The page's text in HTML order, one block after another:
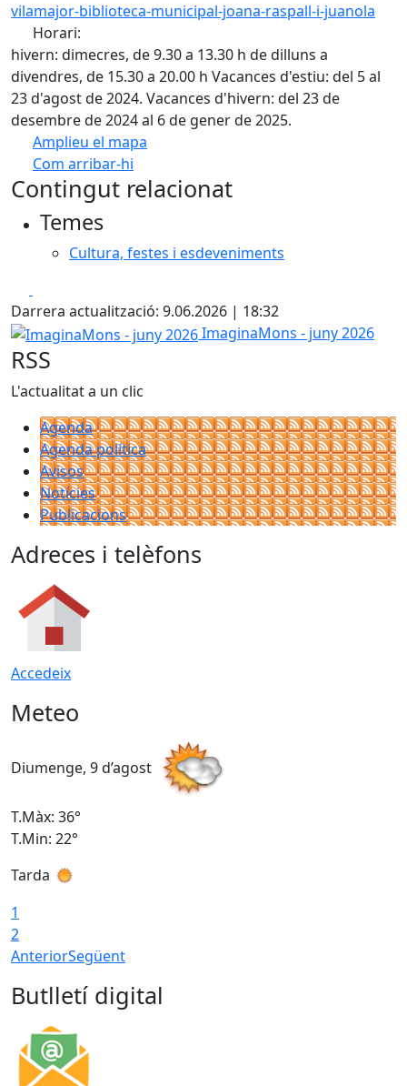
vilamajor-biblioteca-municipal-joana-raspall-i-juanola
Horari:
hivern: dimecres, de 9.30 a 13.30 h de dilluns a
divendres, de 15.30 a 20.00 h Vacances d'estiu: del 5 al
23 d'agost de 2024. Vacances d'hivern: del 23 de
desembre de 2024 al 6 de gener de 2025.
Amplieu el mapa
Com arribar-hi
+
Contingut relacionat
Temes
Cultura, festes i esdeveniments
Darrera actualització: 9.06.2026 | 18:32
ImaginaMons - juny 2026
ImaginaMons - juny 2026
RSS
L'actualitat a un clic
Agenda
Agenda política
Avisos
Notícies
Publicacions
Adreces i telèfons
Accedeix
Meteo
Diumenge, 9 d’agost
T.Màx: 36°
T.Min: 22°
Tarda
1
2
AnteriorSegüent
Butlletí digital